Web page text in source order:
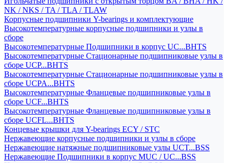
NK / NKS / TA / TLA / TLAW
Корпусные подшипники Y-bearings и комплектующие
Высокотемпературные корпусные подшипники и узлы в
сборе
Высокотемпературные Подшипники в корпус UC...BHTS
Высокотемпературные Стационарные подшипниковые узлы в
сборе UCP...BHTS
Высокотемпературные Стационарные подшипниковые узлы в
сборе UCPA...BHTS
Высокотемпературные Фланцевые подшипниковые узлы в
сборе UCF...BHTS
Высокотемпературные Фланцевые подшипниковые узлы в
сборе UCFL...BHTS
Концевые крышки для Y-bearings ECY / STC
Нержавеющие корпусные подшипники и узлы в сборе
Нержавеющие натяжные подшипниковые узлы UCT...BSS
Нержавеющие Подшипники в корпус MUC / UC...BSS